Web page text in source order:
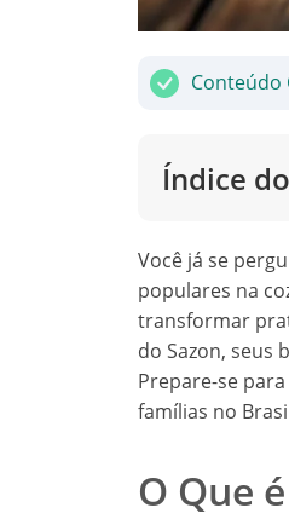
Conteúdo
Índice
Você já se
populares na
transformar
do Sazon, seus
Prepare-se
famílias no
O Que